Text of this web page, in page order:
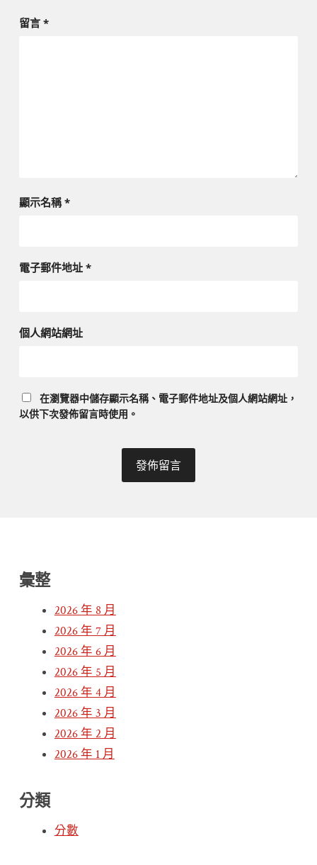
留言 *
顯示名稱*
電子郵件地址 *
個人網站網址
在瀏覽器中儲存顯示名稱、電子郵件地址及個人網站網址，
以供下次發佈留言時使用。
彙整
2026 年 8 月
2026 年 7 月
2026 年 6 月
2026 年 5 月
2026 年 4 月
2026 年 3 月
2026 年 2 月
2026 年 1 月
分類
分數